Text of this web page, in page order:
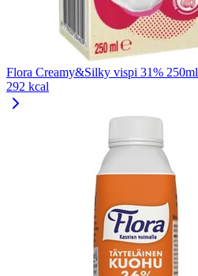
Flora Creamy&Silky vispi 31% 250ml
292 kcal